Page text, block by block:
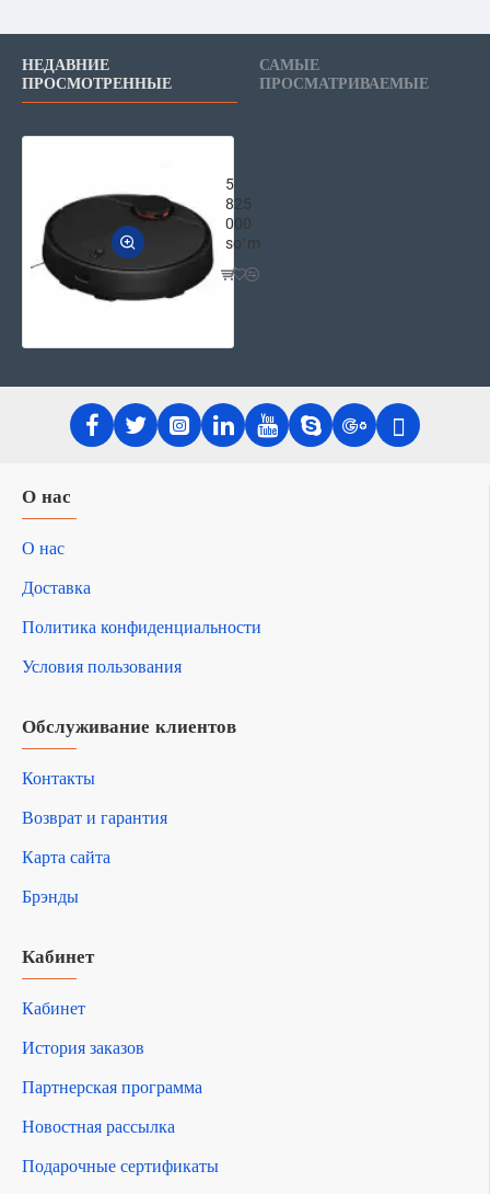
НЕДАВНИЕ
ПРОСМОТРЕННЫЕ
САМЫЕ
ПРОСМАТРИВАЕМЫЕ
5
825
000
soʻm
О нас
О нас
Доставка
Политика конфиденциальности
Условия пользования
Обслуживание клиентов
Контакты
Возврат и гарантия
Карта сайта
Брэнды
Кабинет
Кабинет
История заказов
Партнерская программа
Новостная рассылка
Подарочные сертификаты